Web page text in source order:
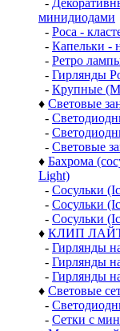
-
минидиодами
- Роса -
- Капельки -
- Ретро
- Гирлянды
- Крупные
♦ Световые
-
-
- Световые
♦ Бахрома
Light)
- Сосульки
- Сосульки
- Сосульки
♦ КЛИП ЛАЙТ
- Гирлянды
- Гирлянды
- Гирлянды
♦ Световые
-
- Сетки с